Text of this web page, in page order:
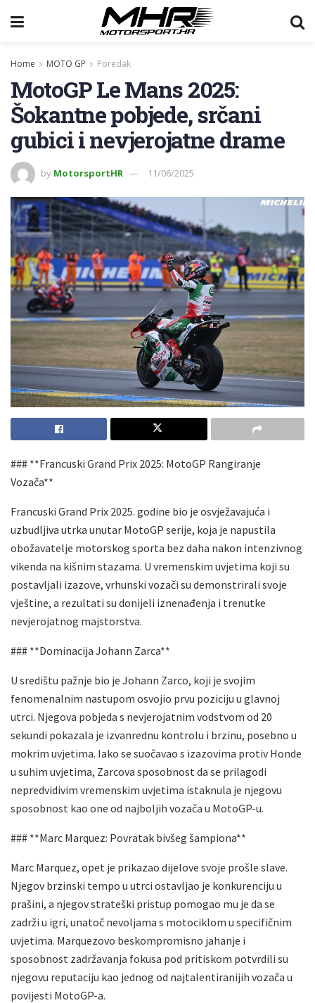
Home MOTO GP Poredak
MotoGP Le Mans 2025:
Šokantne pobjede, srčani
gubici i nevjerojatne drame
by MotorsportHR 11/06/2025
### **Francuski Grand Prix 2025: MotoGP Rangiranje
Vozača**
Francuski Grand Prix 2025. godine bio je osvježavajuća i
uzbudljiva utrka unutar MotoGP serije, koja je napustila
obožavatelje motorskog sporta bez daha nakon intenzivnog
vikenda na kišnim stazama. U vremenskim uvjetima koji su
postavljali izazove, vrhunski vozači su demonstrirali svoje
vještine, a rezultati su donijeli iznenađenja i trenutke
nevjerojatnog majstorstva.
### **Dominacija Johann Zarca**
U središtu pažnje bio je Johann Zarco, koji je svojim
fenomenalnim nastupom osvojio prvu poziciju u glavnoj
utrci. Njegova pobjeda s nevjerojatnim vodstvom od 20
sekundi pokazala je izvanrednu kontrolu i brzinu, posebno u
mokrim uvjetima. Iako se suočavao s izazovima protiv Honde
u suhim uvjetima, Zarcova sposobnost da se prilagodi
nepredvidivim vremenskim uvjetima istaknula je njegovu
sposobnost kao one od najboljih vozača u MotoGP-u.
### **Marc Marquez: Povratak bivšeg šampiona**
Marc Marquez, opet je prikazao dijelove svoje prošle slave.
Njegov brzinski tempo u utrci ostavljao je konkurenciju u
prašini, a njegov strateški pristup pomogao mu je da se
zadrži u igri, unatoč nevoljama s motociklom u specifičnim
uvjetima. Marquezovo beskompromisno jahanje i
sposobnost zadržavanja fokusa pod pritiskom potvrdili su
njegovu reputaciju kao jednog od najtalentiranijih vozača u
povijesti MotoGP-a.